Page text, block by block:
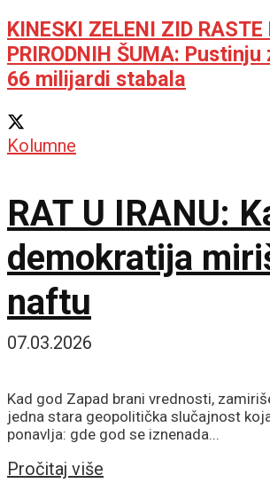
KINESKI ZELENI ZID RASTE
PRIRODNIH ŠUMA:
66 milijardi stabala
Kolumne
RAT U IRANU:
demokratija
naftu
07.03.2026
Kad god Zapad brani vrednosti,
jedna stara geopolitička slučajnost
ponavlja: gde god se iznenada...
Pročitaj više